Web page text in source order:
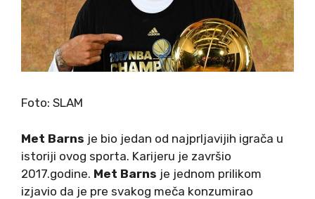
Foto: SLAM
Met Barns je bio jedan od najprljavijih igrača u
istoriji ovog sporta. Karijeru je završio
2017.godine. Met Barns je jednom prilikom
izjavio da je pre svakog meča konzumirao